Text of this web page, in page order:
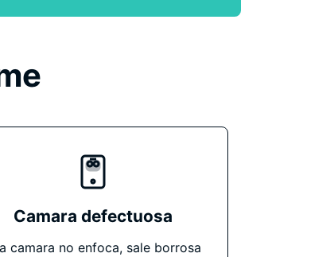
Camara defectuosa
camara no enfoca, sale borrosa